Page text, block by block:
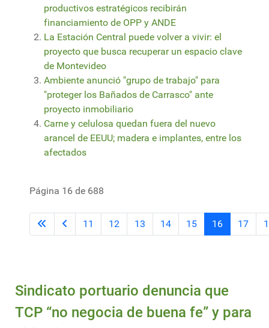
productivos estratégicos recibirán
financiamiento de OPP y ANDE
La Estación Central puede volver a vivir: el
proyecto que busca recuperar un espacio clave
de Montevideo
Ambiente anunció "grupo de trabajo" para
"proteger los Bañados de Carrasco" ante
proyecto inmobiliario
Carne y celulosa quedan fuera del nuevo
arancel de EEUU; madera e implantes, entre los
afectados
Página 16 de 688
11 12 13 14 15 16 17
Sindicato portuario denuncia que
TCP “no negocia de buena fe” y para